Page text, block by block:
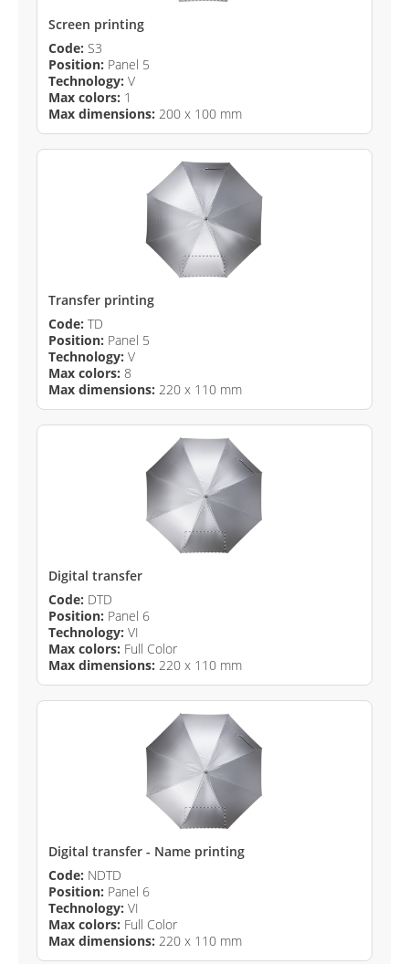
Screen printing
Code: S3
Position: Panel 5
Technology: V
Max colors: 1
Max dimensions: 200 x 100 mm
Transfer printing
Code: TD
Position: Panel 5
Technology: V
Max colors: 8
Max dimensions: 220 x 110 mm
Digital transfer
Code: DTD
Position: Panel 6
Technology: VI
Max colors: Full Color
Max dimensions: 220 x 110 mm
Digital transfer - Name printing
Code: NDTD
Position: Panel 6
Technology: VI
Max colors: Full Color
Max dimensions: 220 x 110 mm